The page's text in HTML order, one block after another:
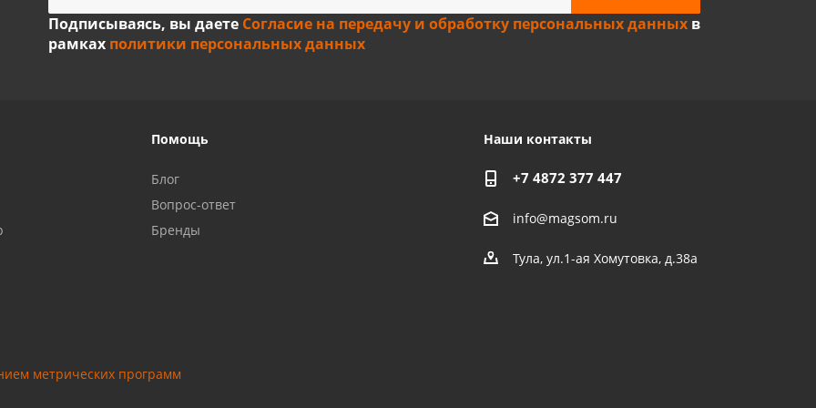
Подписываясь, вы даете Согласие на передачу и обработку персональных данныхв
рамках политики персональных данных
Помощь
Блог
Вопрос-ответ
Бренды
Наши контакты
+7 4872 377 447
info@magsom.ru
Тула, ул.1-ая Хомутовка, д.38а
метрических программ